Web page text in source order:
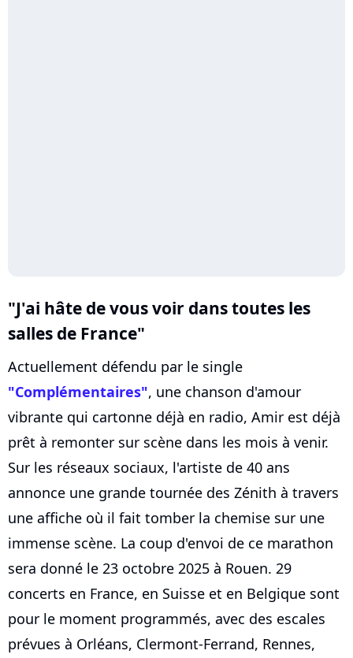
"J'ai hâte de vous voir dans toutes les
salles de France"
Actuellement défendu par le single
"Complémentaires", une chanson d'amour
vibrante qui cartonne déjà en radio, Amir est déjà
prêt à remonter sur scène dans les mois à venir.
Sur les réseaux sociaux, l'artiste de 40 ans
annonce une grande tournée des Zénith à travers
une affiche où il fait tomber la chemise sur une
immense scène. La coup d'envoi de ce marathon
sera donné le 23 octobre 2025 à Rouen. 29
concerts en France, en Suisse et en Belgique sont
pour le moment programmés, avec des escales
prévues à Orléans, Clermont-Ferrand, Rennes,